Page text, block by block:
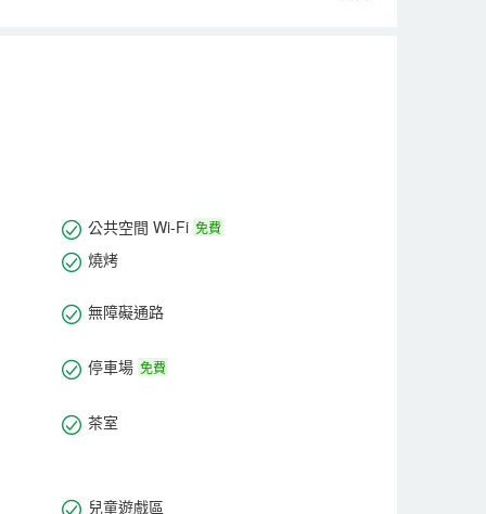
公共空間 Wi-Fi 免費
燒烤
無障礙通路
停車場 免費
茶室
兒童遊戲區